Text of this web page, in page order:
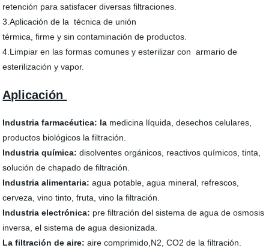
retención para satisfacer diversas filtraciones.
3.Aplicación de la técnica de unión
térmica, firme y sin contaminación de productos.
4.Limpiar en las formas comunes y esterilizar con armario de
esterilización y vapor.
Aplicación
Industria farmacéutica: la medicina líquida, desechos celulares,
productos biológicos la filtración.
Industria química: disolventes orgánicos, reactivos químicos, tinta,
solución de chapado de filtración.
Industria alimentaria: agua potable, agua mineral, refrescos,
cerveza, vino tinto, fruta, vino la filtración.
Industria electrónica: pre filtración del sistema de agua de osmosis
inversa, el sistema de agua desionizada.
La filtración de aire: aire comprimido,N2, CO2 de la filtración.